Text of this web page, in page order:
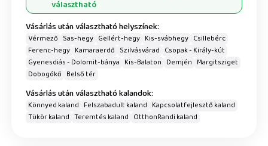
választható
Vásárlás után választható helyszínek:
Vérmező Sas-hegy Gellért-hegy Kis-svábhegy Csillebérc
Ferenc-hegy Kamaraerdő Szilvásvárad Csopak - Király-kút
Gyenesdiás - Dolomit-bánya Kis-Balaton Demjén Margitsziget
Dobogókő Belső tér
Vásárlás után választható kalandok:
Könnyed kaland Felszabadult kaland Kapcsolatfejlesztő kaland
Tükör kaland Teremtés kaland OtthonRandi kaland